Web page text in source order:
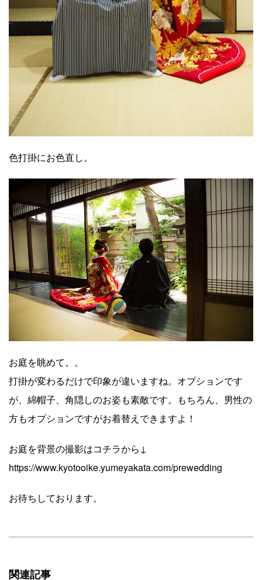
色打掛にお色直し。
お庭を眺めて。。
打掛が変わるだけで印象が違いますね。オプションです
が、綿帽子、角隠しのお姿も素敵です。もちろん、男性の
方もオプションですがお着替えできますよ！
お庭を背景の撮影はコチラから↓
https://www.kyotooike.yumeyakata.com/prewedding
お待ちしております。
関連記事